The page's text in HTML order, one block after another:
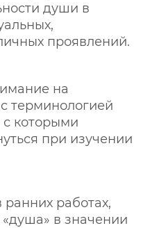
души в
проявлений.
на
терминологией
которыми
при изучении
ранних работах,
в значении